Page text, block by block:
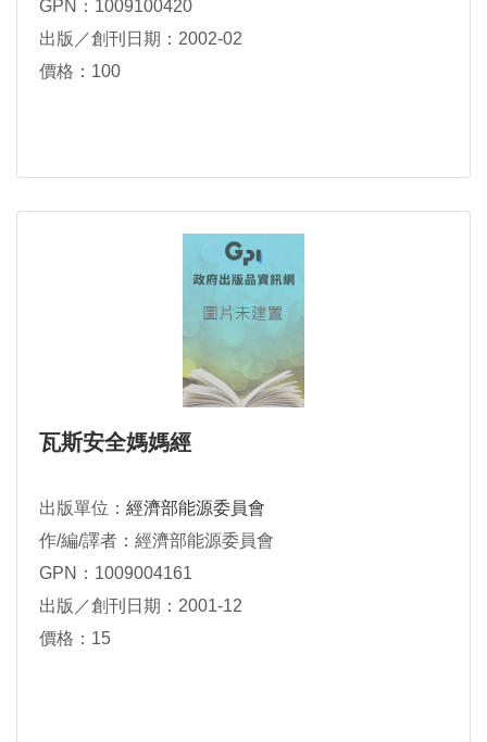
GPN：1009100420
出版／創刊日期：2002-02
價格：100
瓦斯安全媽媽經
出版單位： 經濟部能源委員會
作/編/譯者：經濟部能源委員會
GPN：1009004161
出版／創刊日期：2001-12
價格：15